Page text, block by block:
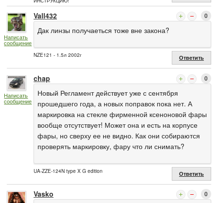
Написать
сообщение
Vall432 0
Дак линзы получаеться тоже вне закона?
NZE121 - 1.5л 2002г Ответить
Написать
сообщение
chap 0
Новый Регламент действует уже с сентября
прошедшего года, а новых поправок пока нет. А
маркировка на стекле фирменной ксеноновой фары
вообще отсутствует! Может она и есть на корпусе
фары, но сверху ее не видно. Как они собираются
проверять маркировку, фару что ли снимать?
UA-ZZE-124N type X G edition Ответить
Vasko 0